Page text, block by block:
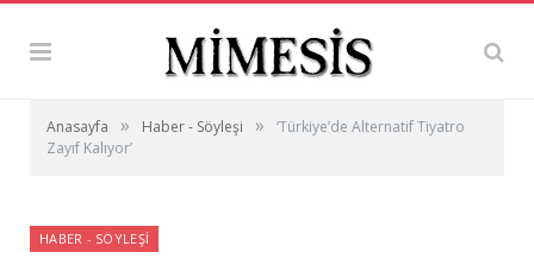
Anasayfa » Haber - Söyleşi »
‘Türkiye’de Alternatif Tiyatro
Zayıf Kalıyor’
HABER - SÖYLEŞI